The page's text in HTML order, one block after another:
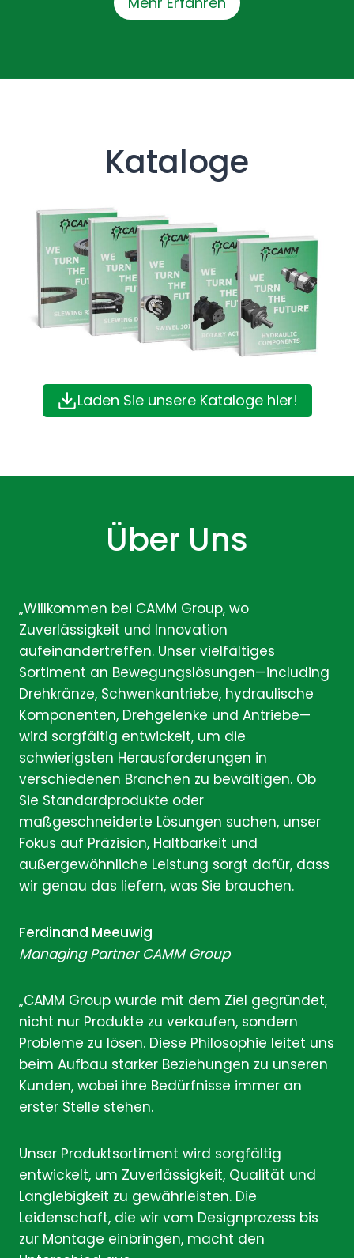
Kataloge
Laden Sie unsere Kataloge hier!
Über Uns
„Willkommen bei CAMM Group, wo
Zuverlässigkeit und Innovation
aufeinandertreffen. Unser vielfältiges
Sortiment an Bewegungslösungen—including
Drehkränze, Schwenkantriebe, hydraulische
Komponenten, Drehgelenke und Antriebe—
wird sorgfältig entwickelt, um die
schwierigsten Herausforderungen in
verschiedenen Branchen zu bewältigen. Ob
Sie Standardprodukte oder
maßgeschneiderte Lösungen suchen, unser
Fokus auf Präzision, Haltbarkeit und
außergewöhnliche Leistung sorgt dafür, dass
wir genau das liefern, was Sie brauchen.
Ferdinand Meeuwig
Managing Partner CAMM Group
„CAMM Group wurde mit dem Ziel gegründet,
nicht nur Produkte zu verkaufen, sondern
Probleme zu lösen. Diese Philosophie leitet uns
beim Aufbau starker Beziehungen zu unseren
Kunden, wobei ihre Bedürfnisse immer an
erster Stelle stehen.
Unser Produktsortiment wird sorgfältig
entwickelt, um Zuverlässigkeit, Qualität und
Langlebigkeit zu gewährleisten. Die
Leidenschaft, die wir vom Designprozess bis
zur Montage einbringen, macht den